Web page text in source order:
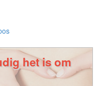
het is om